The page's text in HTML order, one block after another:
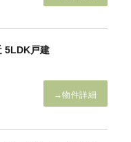
5LDK戸建
→物件詳細